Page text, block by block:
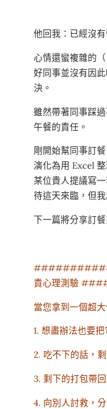
他回我：已經沒有
心情還蠻複雜的
好同事並沒有因
決。
雖然帶著同事踩
午餐的責任。
剛開始幫同事訂
演化為用 Excel
某位貴人提議寫
待這天來臨，但
下一篇將分享訂
責心理測驗
當您拿到一個超
1. 想盡辦法也要
2. 吃不下的話，
3. 剩下的打包帶
4. 向別人討救，